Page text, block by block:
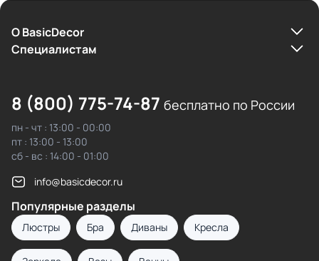
О BasicDecor
Cпециалистам
8 (800) 775-74-87 бесплатно по России
пн - чт : 13:00 - 00:00
пт : 13:00 - 13:00
сб - вс : 14:00 - 01:00
info@basicdecor.ru
Популярные разделы
Люстры Бра Диваны Кресла